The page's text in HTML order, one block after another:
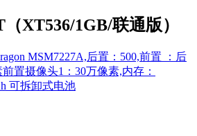
XT536/1GB/联通版）
MSM7227A,后置：500,前置 ：后
置摄像头1：30万像素,内存：
可拆卸式电池